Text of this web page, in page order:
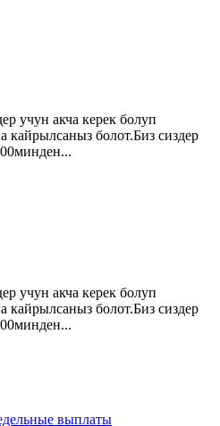
учун акча керек болуп
кайрылсаныз болот.Биз сиздер
учун акча керек болуп
кайрылсаныз болот.Биз сиздер